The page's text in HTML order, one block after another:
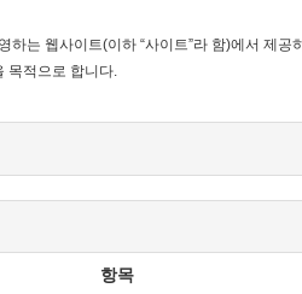
하는 웹사이트(이하 “사이트”라 함)에서 제
목적으로 합니다.
약관을 변경할 수 있으며, 약관을 변경한 경
제나 서비스 이용을 중단할 수 있습니다. 약
항목